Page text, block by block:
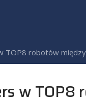
TOP8 robotów
w